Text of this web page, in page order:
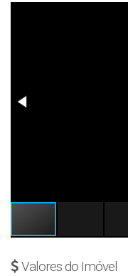
Valores do Imóvel